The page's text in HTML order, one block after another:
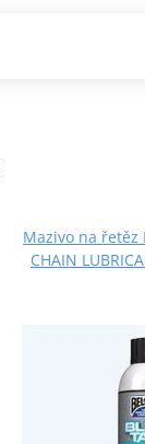
Mazivo na řetěz
CHAIN